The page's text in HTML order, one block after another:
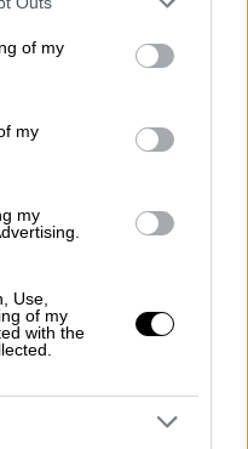
You may click to
its third-party tags to
in below Google
of my
my
my
Use,
of my
with the
με
ηθοποιού - Η
του